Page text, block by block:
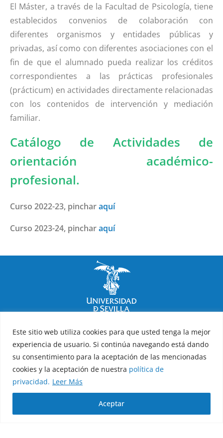
Este sitio web utiliza cookies para que usted tenga la mejor
experiencia de usuario. Si continúa navegando está dando
su consentimiento para la aceptación de las mencionadas
cookies y la aceptación de nuestra política de
privacidad. Leer Más
Aceptar
El Máster, a través de la Facultad de Psicología, tiene
establecidos convenios de colaboración con
diferentes organismos y entidades públicas y
privadas, así como con diferentes asociaciones con el
fin de que el alumnado pueda realizar los créditos
correspondientes a las prácticas profesionales
(prácticum) en actividades directamente relacionadas
con los contenidos de intervención y mediación
familiar.
Catálogo de Actividades de
orientación académico-
profesional.
Curso 2022-23, pincharaquí
Curso 2023-24, pincharaquí
Política de privacidad Política de cookies Aviso legal
Copyright 2026 © Todos los derechos reservados
Diseño y desarrollo h-tecnología